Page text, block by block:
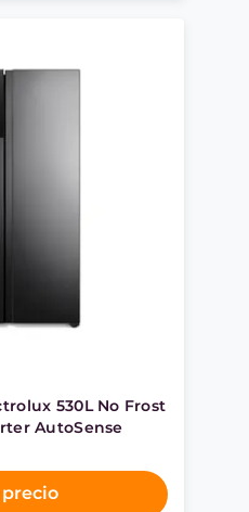
530L No Frost
AutoSense
precio